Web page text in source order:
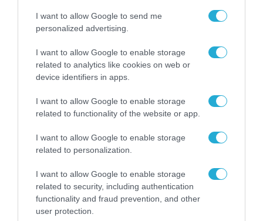
I want to allow Google to send me
personalized advertising.
I want to allow Google to enable storage
related to analytics like cookies on web or
device identifiers in apps.
I want to allow Google to enable storage
related to functionality of the website or app.
I want to allow Google to enable storage
related to personalization.
I want to allow Google to enable storage
related to security, including authentication
functionality and fraud prevention, and other
user protection.
ΠΡΟΪΟΝΤΑ-ΥΠΗΡΕΣΙΕΣ
H WIND υποδέχεται την
κορυφαία τεχνολογία και